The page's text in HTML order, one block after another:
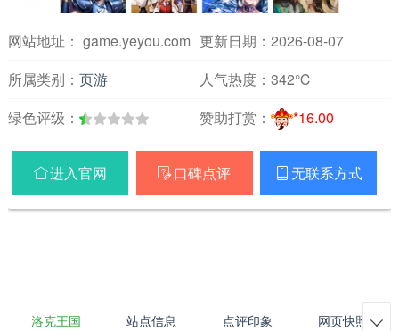
网站地址： game.yeyou.com 更新日期：2026-08-07
所属类别： 页游 人气热度： 342℃
绿色评级：
赞助打赏： *16.00
进入官网  口碑点评  无联系方式
洛克王国 站点信息 点评印象 网页快照 